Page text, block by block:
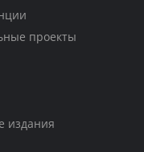
проекты
издания